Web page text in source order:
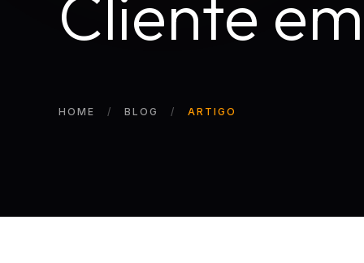
HOME BLOG ARTIGO